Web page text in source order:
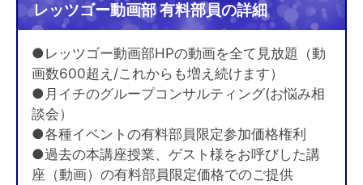
レッツゴー動画部 有料部員の詳細
●レッツゴー動画部HPの動画を全て見放題（動
画数600超え/これからも増え続けます）
●月イチのグループコンサルティング(お悩み相
談会）
●各種イベントの有料部員限定参加価格権利
●過去の本講座授業、ゲスト様をお呼びした講
座（動画）の有料部員限定価格でのご提供